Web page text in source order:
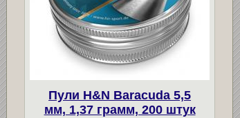
Пули H&N Baracuda 5,5
мм, 1,37 грамм, 200 штук